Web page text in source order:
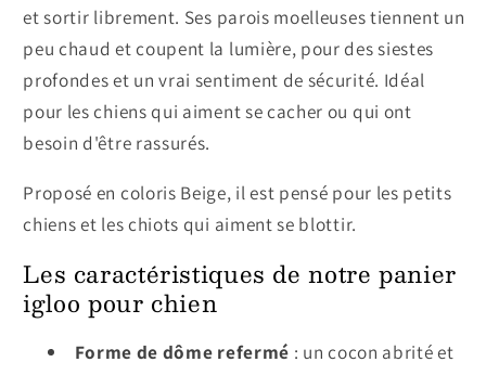
et sortir librement. Ses parois moelleuses tiennent un
peu chaud et coupent la lumière, pour des siestes
profondes et un vrai sentiment de sécurité. Idéal
pour les chiens qui aiment se cacher ou qui ont
besoin d'être rassurés.
Proposé en coloris Beige, il est pensé pour les petits
chiens et les chiots qui aiment se blottir.
Les caractéristiques de notre panier
igloo pour chien
Forme de dôme refermé : un cocon abrité et